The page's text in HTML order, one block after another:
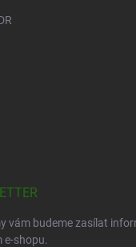
vám budeme zasílat
e-shopu.